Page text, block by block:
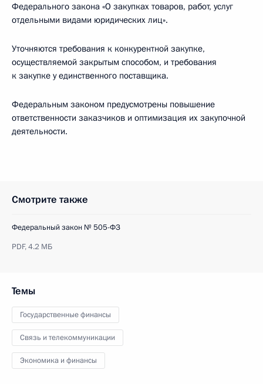
Федерального закона «О закупках товаров, работ, услуг
отдельными видами юридических лиц».
Уточняются требования к конкурентной закупке,
осуществляемой закрытым способом, и требования
к закупке у единственного поставщика.
Федеральным законом предусмотрены повышение
ответственности заказчиков и оптимизация их закупочной
деятельности.
Смотрите также
Федеральный закон № 505-ФЗ
PDF,4.2 МБ
Темы
Государственные финансы
Связь и телекоммуникации
Экономика и финансы